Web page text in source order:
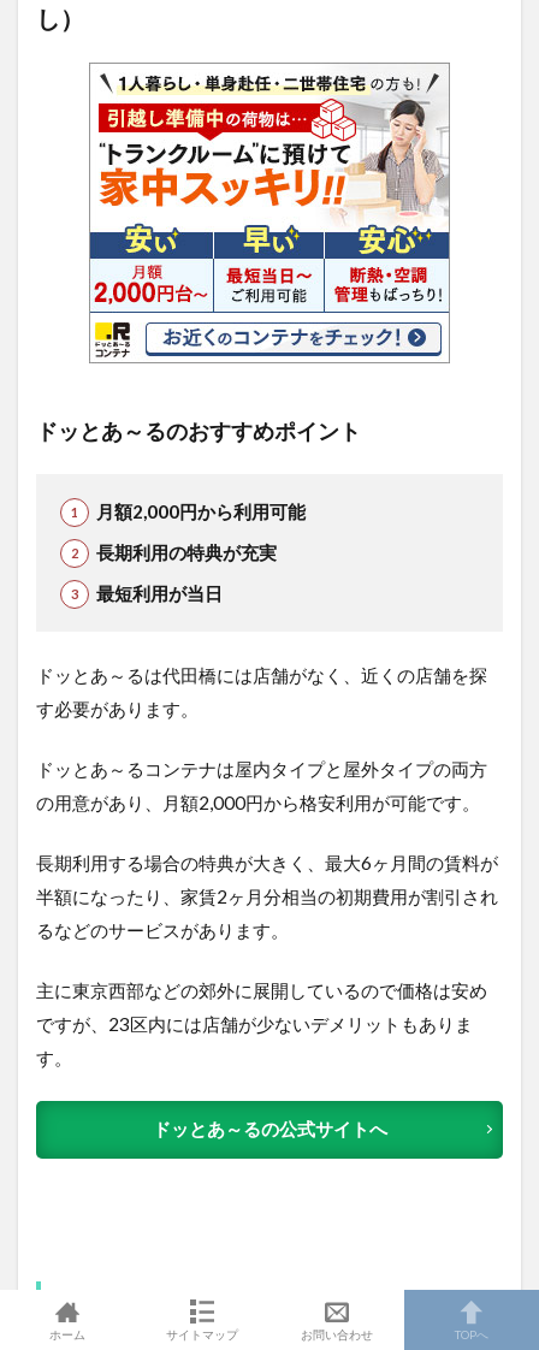
し）
ドッとあ～るのおすすめポイント
月額2,000円から利用可能
長期利用の特典が充実
最短利用が当日
ドッとあ～るは代田橋には店舗がなく、近くの店舗を探
す必要があります。
ドッとあ～るコンテナは屋内タイプと屋外タイプの両方
の用意があり、月額2,000円から格安利用が可能です。
長期利用する場合の特典が大きく、最大6ヶ月間の賃料が
半額になったり、家賃2ヶ月分相当の初期費用が割引され
るなどのサービスがあります。
主に東京西部などの郊外に展開しているので価格は安め
ですが、23区内には店舗が少ないデメリットもありま
す。
ドッとあ～るの公式サイトへ
迷ったらハローストレージ 世
ホーム サイトマップ お問い合わせ TOPへ